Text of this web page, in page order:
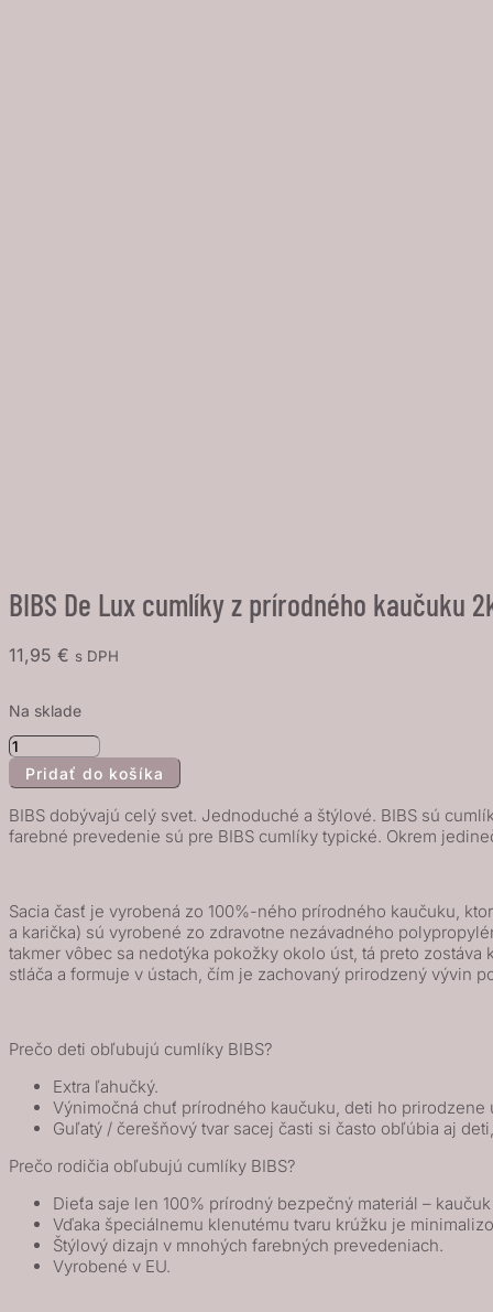
BIBS De Lux cumlíky z prírodného kaučuku
11,95 € s DPH
Na sklade
množstvo
BIBS
Lux
prírodného
kaučuku
2ks
1,
Ivory
Sage
Pridať do košíka
BIBS dobývajú celý svet. Jednoduché a štýlové. BIBS sú
farebné prevedenie sú pre BIBS cumlíky typické. Okrem
Sacia časť je vyrobená zo 100%-ného prírodného kaučuku,
a karička) sú vyrobené zo zdravotne nezávadného
takmer vôbec sa nedotýka pokožky okolo úst, tá preto
stláča a formuje v ústach, čím je zachovaný prirodzený vývin
Prečo deti obľubujú cumlíky BIBS?
Extra ľahučký.
Výnimočná chuť prírodného kaučuku, deti ho
Guľatý / čerešňový tvar sacej časti si často obľúbia aj
Prečo rodičia obľubujú cumlíky BIBS?
Dieťa saje len 100% prírodný bezpečný materiál –
Vďaka špeciálnemu klenutému tvaru krúžku je
Štýlový dizajn v mnohých farebných prevedeniach.
Vyrobené v EU.